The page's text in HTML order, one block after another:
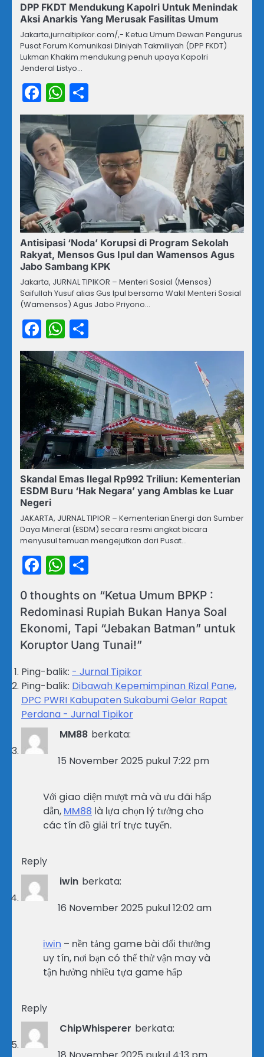
DPP FKDT Mendukung Kapolri Untuk Menindak
Aksi Anarkis Yang Merusak Fasilitas Umum
Jakarta,jurnaltipikor.com/,- Ketua Umum Dewan Pengurus
Pusat Forum Komunikasi Diniyah Takmiliyah (DPP FKDT)
Lukman Khakim mendukung penuh upaya Kapolri
Jenderal Listyo…
Facebook
WhatsApp
Antisipasi ‘Noda’ Korupsi di Program Sekolah
Rakyat, Mensos Gus Ipul dan Wamensos Agus
Jabo Sambang KPK
Jakarta, JURNAL TIPIKOR – Menteri Sosial (Mensos)
Saifullah Yusuf alias Gus Ipul bersama Wakil Menteri Sosial
(Wamensos) Agus Jabo Priyono…
Facebook
WhatsApp
Skandal Emas Ilegal Rp992 Triliun: Kementerian
ESDM Buru ‘Hak Negara’ yang Amblas ke Luar
Negeri
JAKARTA, JURNAL TIPIOR – Kementerian Energi dan Sumber
Daya Mineral (ESDM) secara resmi angkat bicara
menyusul temuan mengejutkan dari Pusat…
Facebook
WhatsApp
0 thoughts on “Ketua Umum BPKP :
Redominasi Rupiah Bukan Hanya Soal
Ekonomi, Tapi “Jebakan Batman” untuk
Koruptor Uang Tunai!”
Ping-balik: - Jurnal Tipikor
Ping-balik: Dibawah Kepemimpinan Rizal Pane,
DPC PWRI Kabupaten Sukabumi Gelar Rapat
Perdana - Jurnal Tipikor
MM88 berkata:
15 November 2025 pukul 7:22 pm
Với giao diện mượt mà và ưu đãi hấp
dẫn, MM88 là lựa chọn lý tưởng cho
các tín đồ giải trí trực tuyến.
Reply
iwin berkata:
16 November 2025 pukul 12:02 am
iwin – nền tảng game bài đổi thưởng
uy tín, nơi bạn có thể thử vận may và
tận hưởng nhiều tựa game hấp
Reply
ChipWhisperer berkata: